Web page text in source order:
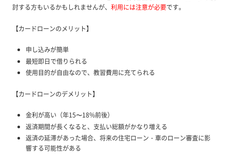
討する方もいるかもしれませんが、 利用には注意が必要です。
【カードローンのメリット】
申し込みが簡単
最短即日で借りられる
使用目的が自由なので、教習費用に充てられる
【カードローンのデメリット】
金利が高い（年15〜18%前後）
返済期間が長くなると、支払い総額がかなり増える
返済の延滞があった場合、将来の住宅ローン・車のローン審査に影
響する可能性がある